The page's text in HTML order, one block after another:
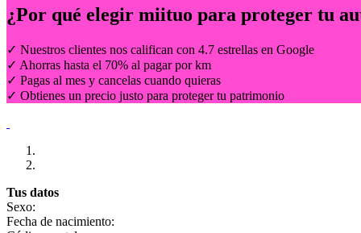
¿Por qué elegir miituo para proteger tu
✓ Nuestros clientes nos califican con 4.7 estrellas en Google
✓ Ahorras hasta el 70% al pagar por km
✓ Pagas al mes y cancelas cuando quieras
✓ Obtienes un precio justo para proteger tu patrimonio
Tus datos
Sexo:
Fecha de nacimiento: